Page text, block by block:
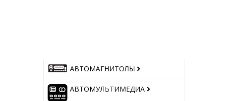
АВТОМАГНИТОЛЫ
АВТОМУЛЬТИМЕДИА